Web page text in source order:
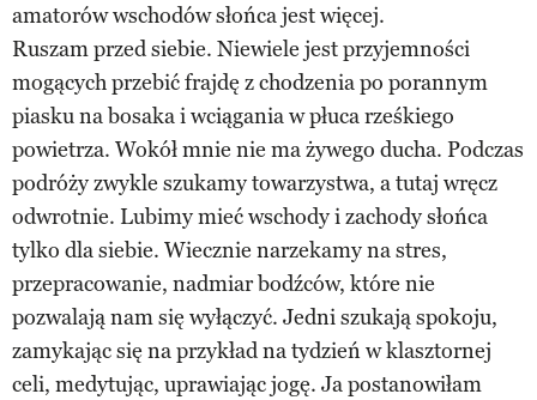
amatorów wschodów słońca jest więcej.
Ruszam przed siebie. Niewiele jest przyjemności
mogących przebić frajdę z chodzenia po porannym
piasku na bosaka i wciągania w płuca rześkiego
powietrza. Wokół mnie nie ma żywego ducha. Podczas
podróży zwykle szukamy towarzystwa, a tutaj wręcz
odwrotnie. Lubimy mieć wschody i zachody słońca
tylko dla siebie. Wiecznie narzekamy na stres,
przepracowanie, nadmiar bodźców, które nie
pozwalają nam się wyłączyć. Jedni szukają spokoju,
zamykając się na przykład na tydzień w klasztornej
celi, medytując, uprawiając jogę. Ja postanowiłam